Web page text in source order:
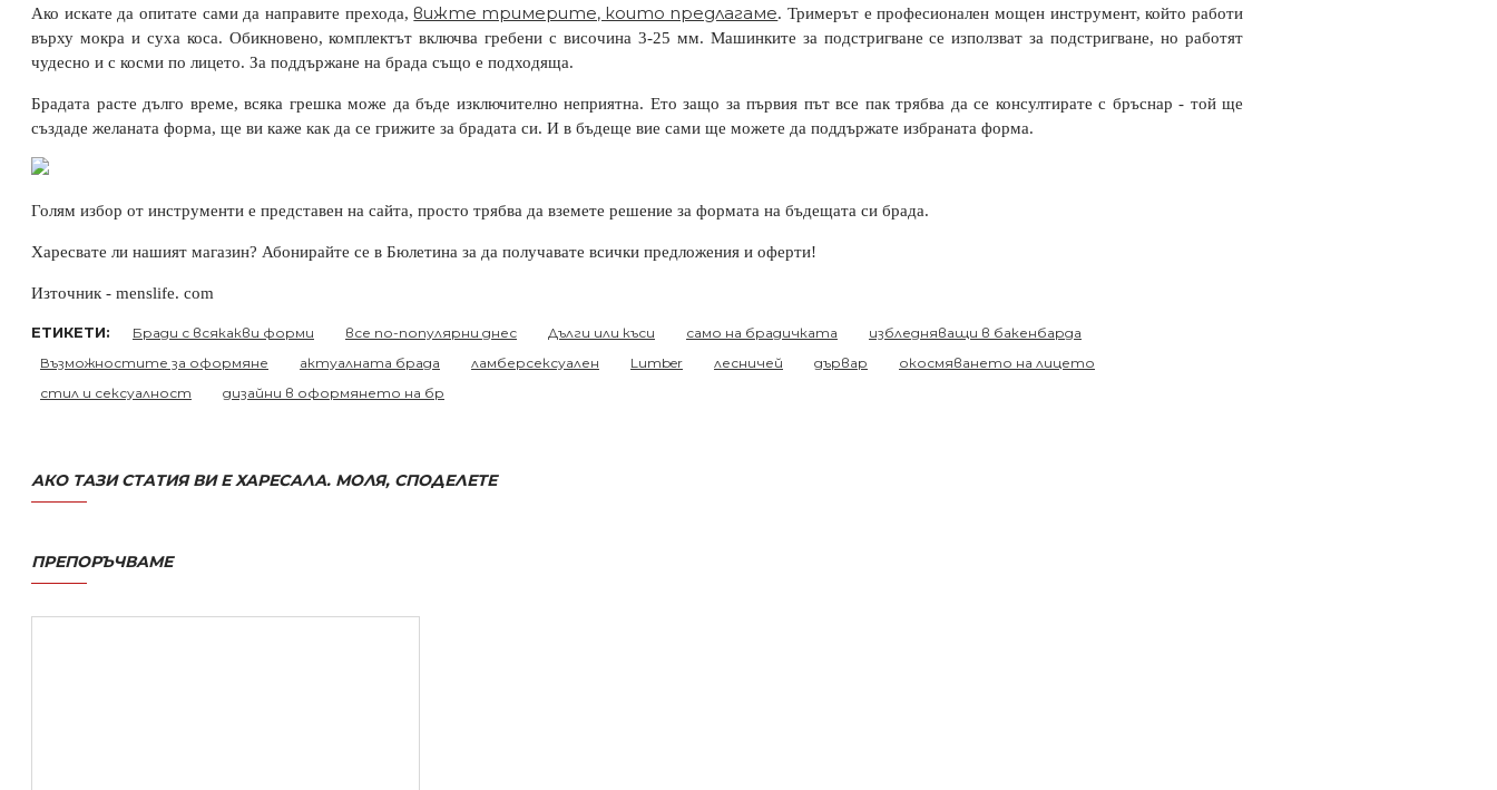
Ако искате да опитате сами да направите прехода,вижте тримерите, които предлагаме. Тримерът е професионален мощен инструмент, който работи
върху мокра и суха коса. Обикновено, комплектът включва гребени с височина 3-25 мм. Машинките за подстригване се използват за подстригване, но работят
чудесно и с косми по лицето. За поддържане на брада също е подходяща.
Брадата расте дълго време, всяка грешка може да бъде изключително неприятна. Ето защо за първия път все пак трябва да се консултирате с бръснар - той ще
създаде желаната форма, ще ви каже как да се грижите за брадата си. И в бъдеще вие ​​сами ще можете да поддържате избраната форма.
Голям избор от инструменти е представен на сайта, просто трябва да вземете решение за формата на бъдещата си брада.
Харесвате ли нашият магазин? Абонирайте се в Бюлетина за да получавате всички предложения и оферти!
Източник - menslife. com
ЕТИКЕТИ: Бради с всякакви форми все по-популярни днес Дълги или къси само на брадичката
избледняващи в бакенбарда
Възможностите за оформяне
актуалната брада ламберсексуален Lumber лесничей дървар
окосмяването на лицето
стил и сексуалност
дизайни в оформянето на бр
АКО ТАЗИ СТАТИЯ ВИ Е ХАРЕСАЛА. МОЛЯ, СПОДЕЛЕТЕ
ПРЕПОРЪЧВАМЕ